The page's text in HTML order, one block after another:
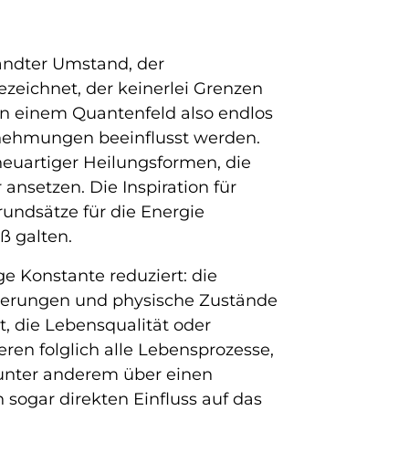
Umstand, der
der keinerlei Grenzen
einem Quantenfeld also endlos
beeinflusst werden.
Heilungsformen, die
Die Inspiration für
für die Energie
galten.
Konstante reduziert: die
und physische Zustände
die Lebensqualität oder
folglich alle Lebensprozesse,
anderem über einen
direkten Einfluss auf das